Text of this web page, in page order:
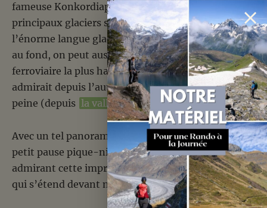
fameuse Konkordiaplatz qui est l’endroit où les 3
principaux glaciers se rejoignent pour former
l’énorme langue glaciaire du glacier d’Aletsch. Tout
au fond, on peut aussi voir le Jungfraujoch, la gare
ferroviaire la plus haute d’Europe (3454m) qu’on
admirait depuis l’autre côté il y a quelques jours à
peine (depuis la vallée de Lauterbrunnen ).
Avec un tel panorama, on en profite pour faire une
petit pause pique-nique bien méritée tout en
admirant cette impressionnante masse de glace
qui s’étend devant nous.